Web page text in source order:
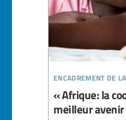
encadrement de
« Afrique: la
meilleur avenir